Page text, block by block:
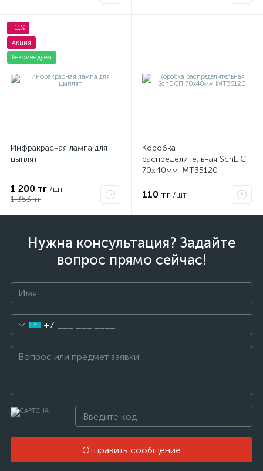
-11%
Акция
Рекомендуем
Инфракрасная лампа для
цыплят
1 200 тг /шт
1 353 тг
Коробка
распределительная SchE СП
70х40мм IMT35120
110 тг /шт
Нужна консультация? Задайте
вопрос прямо сейчас!
+7
Отправить сообщение